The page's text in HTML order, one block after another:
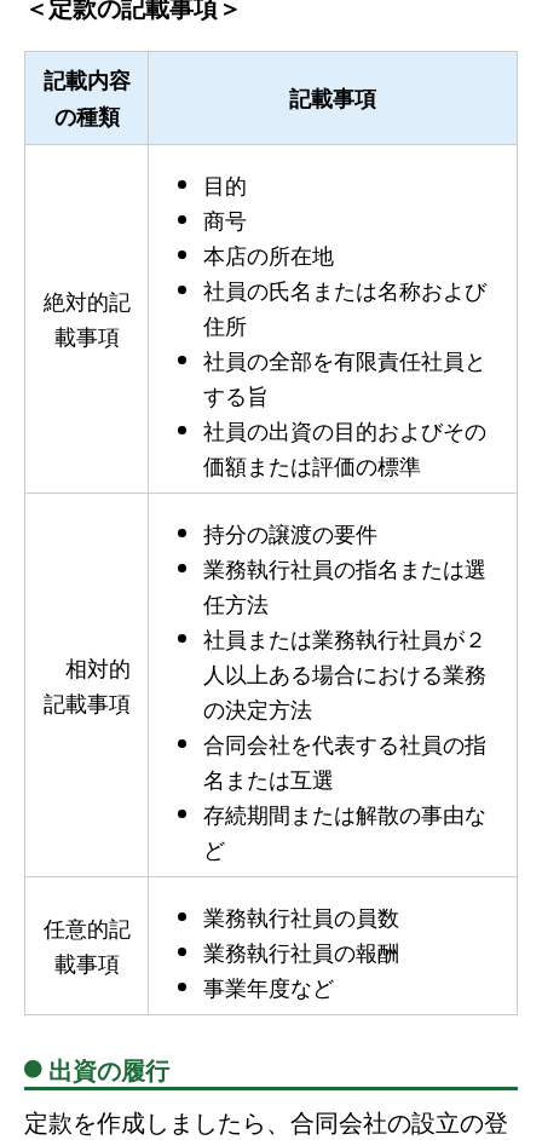
記載内容
の種類
記載事項
絶対的記
載事項
目的
商号
本店の所在地
社員の氏名または名称および
住所
社員の全部を有限責任社員と
する旨
社員の出資の目的およびその
価額または評価の標準
相対的
記載事項
持分の譲渡の要件
業務執行社員の指名または選
任方法
社員または業務執行社員が２
人以上ある場合における業務
の決定方法
合同会社を代表する社員の指
名または互選
存続期間または解散の事由な
ど
任意的記
載事項
業務執行社員の員数
業務執行社員の報酬
事業年度など
出資の履行
定款を作成しましたら、合同会社の設立の登